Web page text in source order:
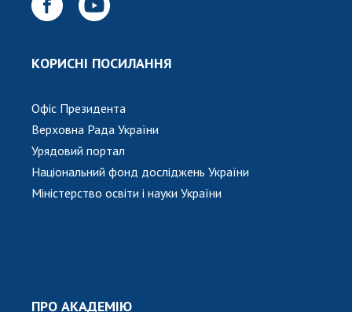
Робота з молоддю
МІЖНАРОДНЕ СПІВРОБІТНИЦТВО
Членство в міжнародних організаціях
Міжнародні угоди
Міжнародні програми та конкурси
ДОКУМЕНТИ
КОРИСНІ ПОСИЛАННЯ
Офіс Президента
Верховна Рада України
Урядовий портал
Національний фонд досліджень України
Міністерство освіти і науки України
ПРО АКАДЕМІЮ